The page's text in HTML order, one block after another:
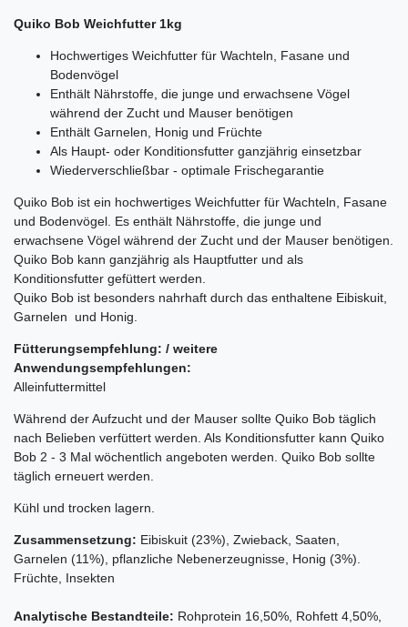
Quiko Bob Weichfutter 1kg
Hochwertiges Weichfutter für Wachteln, Fasane und
Bodenvögel
Enthält Nährstoffe, die junge und erwachsene Vögel
während der Zucht und Mauser benötigen
Enthält Garnelen, Honig und Früchte
Als Haupt- oder Konditionsfutter ganzjährig einsetzbar
Wiederverschließbar - optimale Frischegarantie
Quiko Bob ist ein hochwertiges Weichfutter für Wachteln, Fasane
und Bodenvögel. Es enthält Nährstoffe, die junge und
erwachsene Vögel während der Zucht und der Mauser benötigen.
Quiko Bob kann ganzjährig als Hauptfutter und als
Konditionsfutter gefüttert werden.
Quiko Bob ist besonders nahrhaft durch das enthaltene Eibiskuit,
Garnelen und Honig.
Fütterungsempfehlung: / weitere
Anwendungsempfehlungen:
Alleinfuttermittel
Während der Aufzucht und der Mauser sollte Quiko Bob täglich
nach Belieben verfüttert werden. Als Konditionsfutter kann Quiko
Bob 2 - 3 Mal wöchentlich angeboten werden. Quiko Bob sollte
täglich erneuert werden.
Kühl und trocken lagern.
Zusammensetzung: Eibiskuit (23%), Zwieback, Saaten,
Garnelen (11%), pflanzliche Nebenerzeugnisse, Honig (3%).
Früchte, Insekten
Analytische Bestandteile: Rohprotein 16,50%, Rohfett 4,50%,